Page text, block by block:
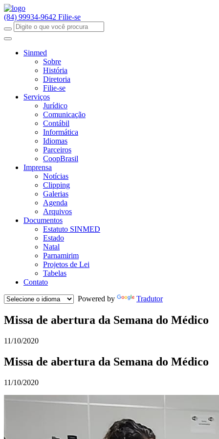
(84) 99934-9642 Filie-se
Sinmed
Sobre
História
Diretoria
Filie-se
Serviços
Jurídico
Comunicação
Contábil
Informática
Idiomas
Parceiros
CoopBrasil
Imprensa
Notícias
Clipping
Galerias
Agenda
Arquivos
Documentos
Estatuto SINMED
Estado
Natal
Parnamirim
Projetos de Lei
Tabelas
Contato
Powered by
Tradutor
Missa de abertura da Semana do Médico
11/10/2020
Missa de abertura da Semana do Médico
11/10/2020